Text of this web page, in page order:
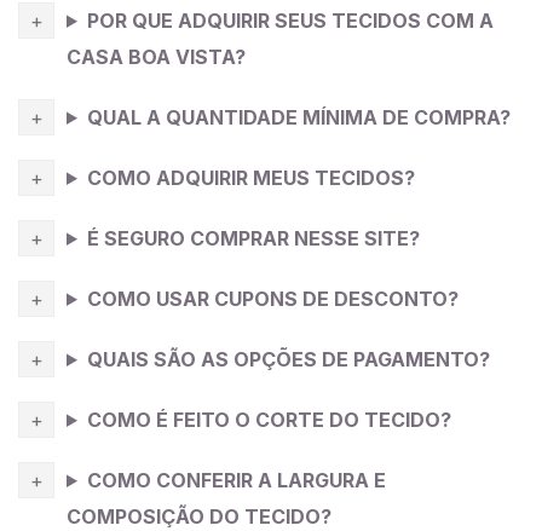
POR QUE ADQUIRIR SEUS TECIDOS COM A
CASA BOA VISTA?
QUAL A QUANTIDADE MÍNIMA DE COMPRA?
COMO ADQUIRIR MEUS TECIDOS?
É SEGURO COMPRAR NESSE SITE?
COMO USAR CUPONS DE DESCONTO?
QUAIS SÃO AS OPÇÕES DE PAGAMENTO?
COMO É FEITO O CORTE DO TECIDO?
COMO CONFERIR A LARGURA E
COMPOSIÇÃO DO TECIDO?